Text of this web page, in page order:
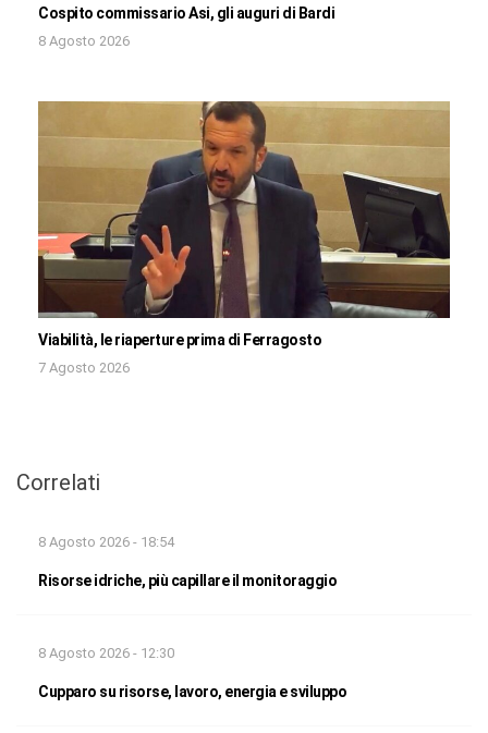
Cospito commissario Asi, gli auguri di Bardi
8 Agosto 2026
Viabilità, le riaperture prima di Ferragosto
7 Agosto 2026
Correlati
8 Agosto 2026 - 18:54
Risorse idriche, più capillare il monitoraggio
8 Agosto 2026 - 12:30
Cupparo su risorse, lavoro, energia e sviluppo